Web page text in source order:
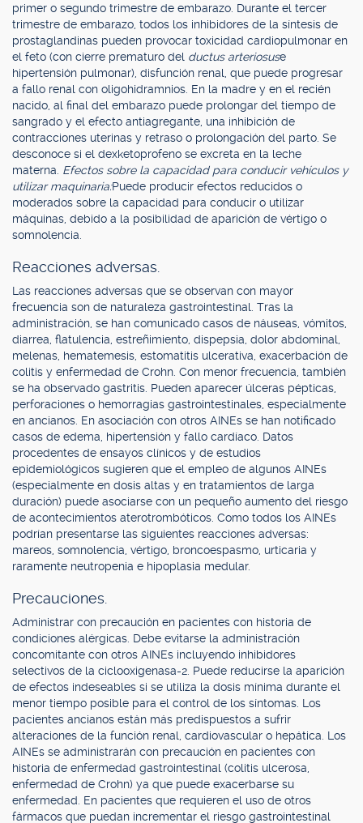
primer o segundo trimestre de embarazo. Durante el tercer
trimestre de embarazo, todos los inhibidores de la síntesis de
prostaglandinas pueden provocar toxicidad cardiopulmonar en
el feto (con cierre prematuro del ductus arteriosuse
hipertensión pulmonar), disfunción renal, que puede progresar
a fallo renal con oligohidramnios. En la madre y en el recién
nacido, al final del embarazo puede prolongar del tiempo de
sangrado y el efecto antiagregante, una inhibición de
contracciones uterinas y retraso o prolongación del parto. Se
desconoce si el dexketoprofeno se excreta en la leche
materna. Efectos sobre la capacidad para conducir vehículos y
utilizar maquinaria:Puede producir efectos reducidos o
moderados sobre la capacidad para conducir o utilizar
máquinas, debido a la posibilidad de aparición de vértigo o
somnolencia.
Reacciones adversas.
Las reacciones adversas que se observan con mayor
frecuencia son de naturaleza gastrointestinal. Tras la
administración, se han comunicado casos de náuseas, vómitos,
diarrea, flatulencia, estreñimiento, dispepsia, dolor abdominal,
melenas, hematemesis, estomatitis ulcerativa, exacerbación de
colitis y enfermedad de Crohn. Con menor frecuencia, también
se ha observado gastritis. Pueden aparecer úlceras pépticas,
perforaciones o hemorragias gastrointestinales, especialmente
en ancianos. En asociación con otros AINEs se han notificado
casos de edema, hipertensión y fallo cardíaco. Datos
procedentes de ensayos clínicos y de estudios
epidemiológicos sugieren que el empleo de algunos AINEs
(especialmente en dosis altas y en tratamientos de larga
duración) puede asociarse con un pequeño aumento del riesgo
de acontecimientos aterotrombóticos. Como todos los AINEs
podrían presentarse las siguientes reacciones adversas:
mareos, somnolencia, vértigo, broncoespasmo, urticaria y
raramente neutropenia e hipoplasia medular.
Precauciones.
Administrar con precaución en pacientes con historia de
condiciones alérgicas. Debe evitarse la administración
concomitante con otros AINEs incluyendo inhibidores
selectivos de la ciclooxigenasa-2. Puede reducirse la aparición
de efectos indeseables si se utiliza la dosis mínima durante el
menor tiempo posible para el control de los síntomas. Los
pacientes ancianos están más predispuestos a sufrir
alteraciones de la función renal, cardiovascular o hepática. Los
AINEs se administrarán con precaución en pacientes con
historia de enfermedad gastrointestinal (colitis ulcerosa,
enfermedad de Crohn) ya que puede exacerbarse su
enfermedad. En pacientes que requieren el uso de otros
fármacos que puedan incrementar el riesgo gastrointestinal